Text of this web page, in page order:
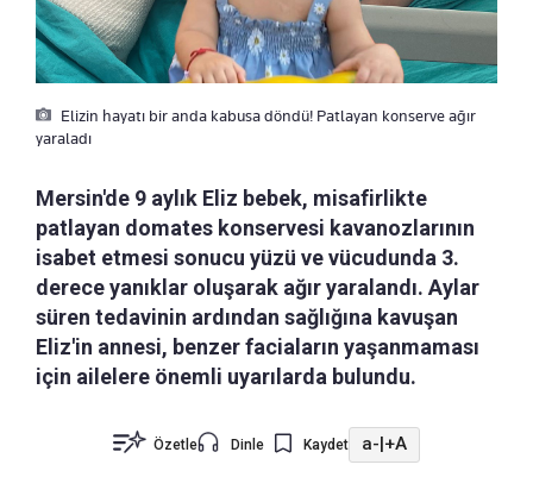
Elizin hayatı bir anda kabusa döndü! Patlayan konserve ağır
yaraladı
Mersin'de 9 aylık Eliz bebek, misafirlikte
patlayan domates konservesi kavanozlarının
isabet etmesi sonucu yüzü ve vücudunda 3.
derece yanıklar oluşarak ağır yaralandı. Aylar
süren tedavinin ardından sağlığına kavuşan
Eliz'in annesi, benzer faciaların yaşanmaması
için ailelere önemli uyarılarda bulundu.
Özetle Dinle Kaydet a- +A